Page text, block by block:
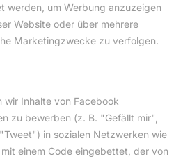
werden, um Werbung anzuzeigen
Website oder über mehrere
Marketingzwecke zu verfolgen.
wir Inhalte von Facebook
zu bewerben (z. B. "Gefällt mir",
in sozialen Netzwerken wie
einem Code eingebettet, der von